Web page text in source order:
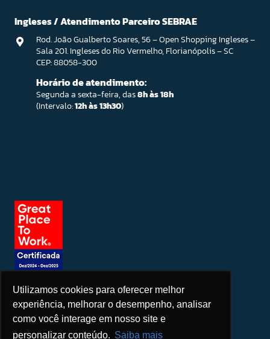
Utilizamos cookies para oferecer melhor
experiência, melhorar o desempenho, analisar
como você interage em nosso site e
personalizar conteúdo. Saiba mais
Ingleses / Atendimento Parceiro SEBRAE
Rod. João Gualberto Soares, 56 – Open Shopping Ingleses –
Sala 201. Ingleses do Rio Vermelho, Florianópolis – SC
CEP: 88058-300
Horário de atendimento:
Segunda a sexta-feira, das8h às 18h
(Intervalo:12h às 13h30)
Seja um patrocinador